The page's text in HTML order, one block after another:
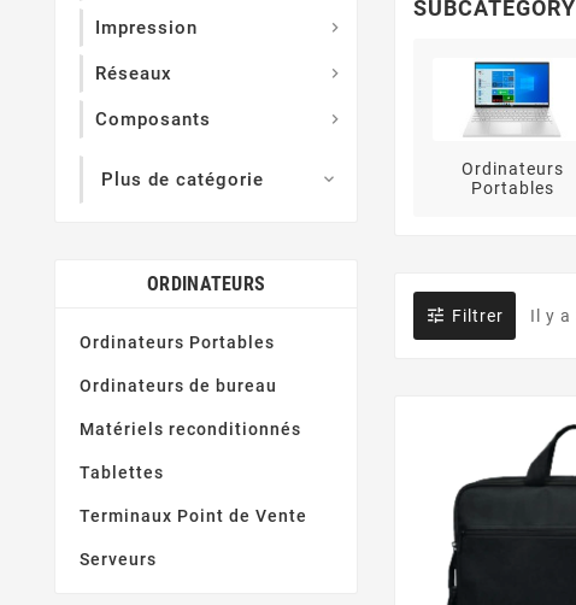
Impression 
Réseaux 
Composants 
Plus de catégorie 
ORDINATEURS
Ordinateurs Portables
Ordinateurs de bureau
Matériels reconditionnés
Tablettes
Terminaux Point de Vente
Serveurs
SUBCATEGORY
Ordinateurs
Portables
 Filtrer Il y a